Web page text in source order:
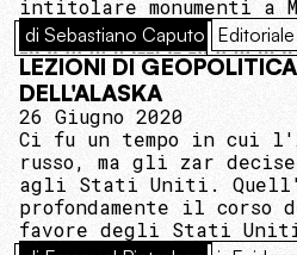
intitolare monumenti a
di Sebastiano Caputo Editoriale
LEZIONI DI
DELL'ALASKA
26 Giugno 2020
Ci fu un tempo in cui
russo, ma gli zar
agli Stati Uniti.
profondamente il
favore degli Stati